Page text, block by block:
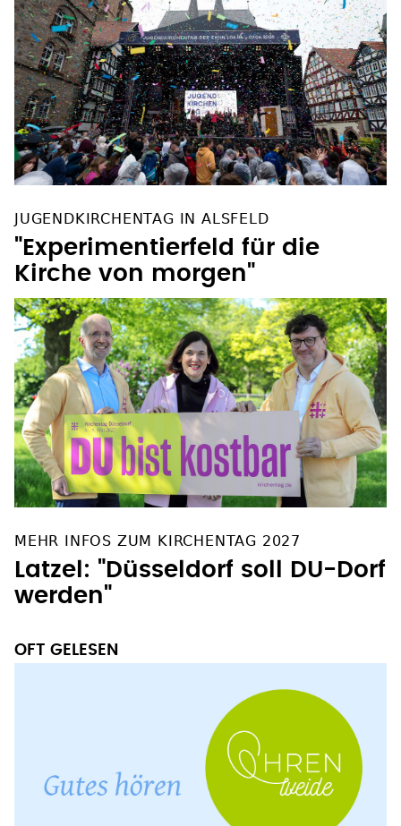
"Experimentierfeld für die
Kirche von morgen"
Latzel: "Düsseldorf soll DU-Dorf
werden"